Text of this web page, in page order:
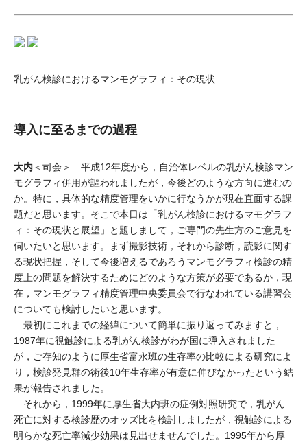
乳がん検診におけるマンモグラフィ：その現状
導入に至るまでの過程
大内＜司会＞ 平成12年度から，自治体レベルの乳がん検診マン
モグラフィ併用が謳われましたが，今後どのような方向に進むの
か。特に，具体的な精度管理をいかに行なうかが現在直面する課
題だと思います。そこで本日は「乳がん検診におけるマモグラフ
ィ：その現状と展望」と題しまして，ご専門の先生方のご意見を
伺いたいと思います。まず撮影技術，それから診断，読影に関す
る現状把握，そして今後増えるであろうマンモグラフィ検診の精
度上の問題を解決するためにどのような方策が必要であるか，現
在，マンモグラフィ精度管理中央委員会で行なわれている講習会
についても検討したいと思います。
最初にこれまでの経緯について簡単に振り返ってみますと，
1987年に視触診による乳がん検診がわが国に導入されました
が，ご存知のように厚生省富永班の生存率の比較による研究によ
り，検診発見群の術後10年生存率が有意に伸びなかったという結
果が報告されました。
それから，1999年に厚生省大内班の症例対照研究で，乳がん
死亡に対する検診歴のオッズ比を検討しましたが，視触診による
明らかな死亡率減少効果は見出せませんでした。1995年から厚